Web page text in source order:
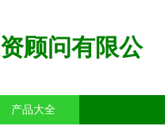
顾问有限公
产品大全